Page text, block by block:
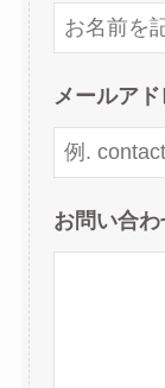
メールアド
お問い合